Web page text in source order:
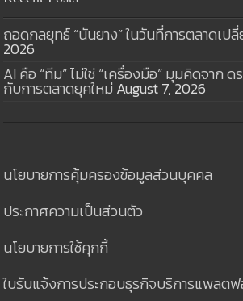
ถอดกลยุทธ์ “นันยาง” ในวันที่การตลาดเปลี่
2026
AI คือ “ทีม” ไม่ใช่ “เครื่องมือ” มุมคิดจาก
กับการตลาดยุคใหม่ August 7, 2026
นโยบายการคุ้มครองข้อมูลส่วนบุคคล
ประกาศความเป็นส่วนตัว
นโยบายการใช้คุกกี้
ใบรับแจ้งการประกอบธุรกิจบริการแพลต